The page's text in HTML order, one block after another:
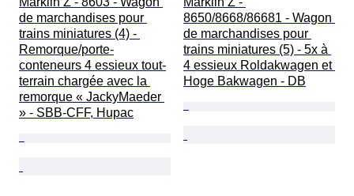
de marchandises pour
trains miniatures (4) -
Remorque/porte-
conteneurs 4 essieux tout-
terrain chargée avec la
remorque « JackyMaeder
» - SBB-CFF, Hupac
8650/8668/86681 - Wagon
de marchandises pour
trains miniatures (5) - 5x à
4 essieux Roldakwagen et
Hoge Bakwagen - DB